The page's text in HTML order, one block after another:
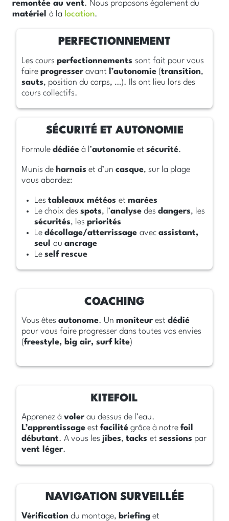
remontée au vent. Nous proposons également du
matérielà la location.
Les coursperfectionnementssont fait pour vous
faireprogresser avant l’autonomie (transition,
sauts, position du corps, …). Ils ont lieu lors des
cours collectifs.
Formuledédiée à l’autonomie etsécurité.
Munis de harnais et d’uncasque, sur la plage
vous abordez:
Lestableaux météosetmarées
Le choix desspots, l’analyse desdangers, les
sécurités, lespriorités
Ledécollage/atterrissageavecassistant,
seulouancrage
Leself rescue
Vous êtesautonome. Unmoniteur estdédié
pour vous faire progresser dans toutes vos envies
(freestyle, big air, surf kite)
Apprenez àvoler au dessus de l’eau.
L’apprentissage estfacilité grâce à notrefoil
débutant. A vous lesjibes,tacksetsessions par
vent léger.
Vérification du montage, briefing et